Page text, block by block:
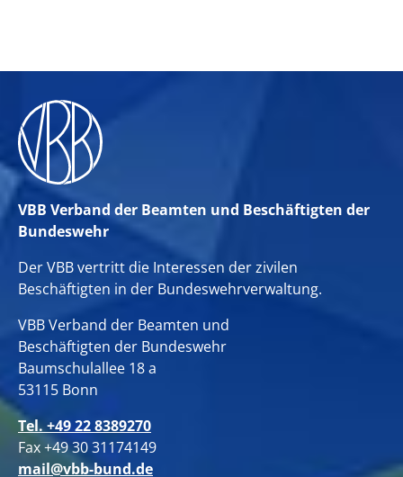
VBB Verband der Beamten und Beschäftigten der
Bundeswehr
Der VBB vertritt die Interessen der zivilen
Beschäftigten in der Bundeswehrverwaltung.
VBB Verband der Beamten und
Beschäftigten der Bundeswehr
Baumschulallee 18 a
53115 Bonn
Tel. +49 22 8389270
Fax +49 30 31174149
mail@vbb-bund.de